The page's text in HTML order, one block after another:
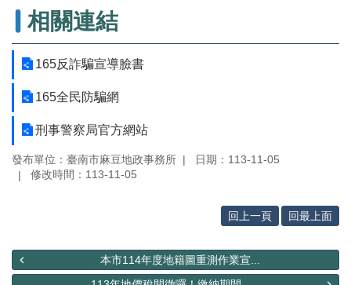
民
服
務
民
意
交
流
下
主
題
相關連結
165反詐騙宣導臉書
165全民防騙網
刑事警察局官方網站
發布單位：臺南市麻豆地政事務所
日期：113-11-05
修改時間：113-11-05
回上一頁 回最上面
本市114年度地籍圖重測作業宣...